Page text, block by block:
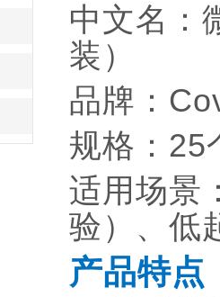
中文名：
装）
品牌：
规格：
适用场景
验）、低
产品特点